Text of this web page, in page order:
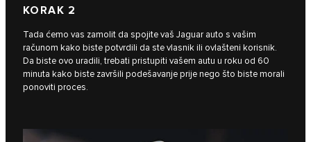
KORAK 2
Tada ćemo vas zamolit da spojite vaš Jaguar auto s vašim
računom kako biste potvrdili da ste vlasnik ili ovlašteni korisnik.
Da biste ovo uradili, trebati pristupiti vašem autu u roku od 60
minuta kako biste završili podešavanje prije nego što biste morali
ponoviti proces.